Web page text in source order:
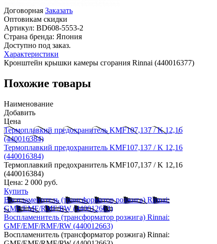
Договорная Заказать
Оптовикам скидки
Артикул: BD608-5553-2
Страна бренда: Япония
Доступно под заказ.
Характеристики
Кронштейн крышки камеры сгорания Rinnai (440016377)
Похожие товары
Наименование
Добавить
Цена
Термоплавкий предохранитель KMF107,137 / K 12,16
(440016384)
Термоплавкий предохранитель KMF107,137 / K 12,16
(440016384)
Термоплавкий предохранитель KMF107,137 / K 12,16
(440016384)
Цена: 2 000 руб.
Купить
Воспламенитель (трансформатор розжига) Rinnai:
GMF/EMF/RMF/RW (440012663)
Воспламенитель (трансформатор розжига) Rinnai:
GMF/EMF/RMF/RW (440012663)
Воспламенитель (трансформатор розжига) Rinnai: